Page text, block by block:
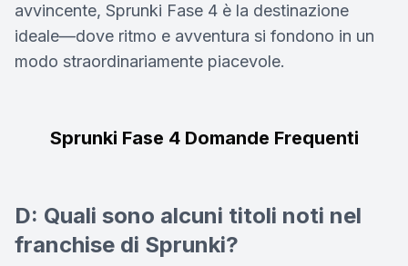
avvincente, Sprunki Fase 4 è la destinazione
ideale—dove ritmo e avventura si fondono in un
modo straordinariamente piacevole.
Sprunki Fase 4 Domande Frequenti
D: Quali sono alcuni titoli noti nel
franchise di Sprunki?